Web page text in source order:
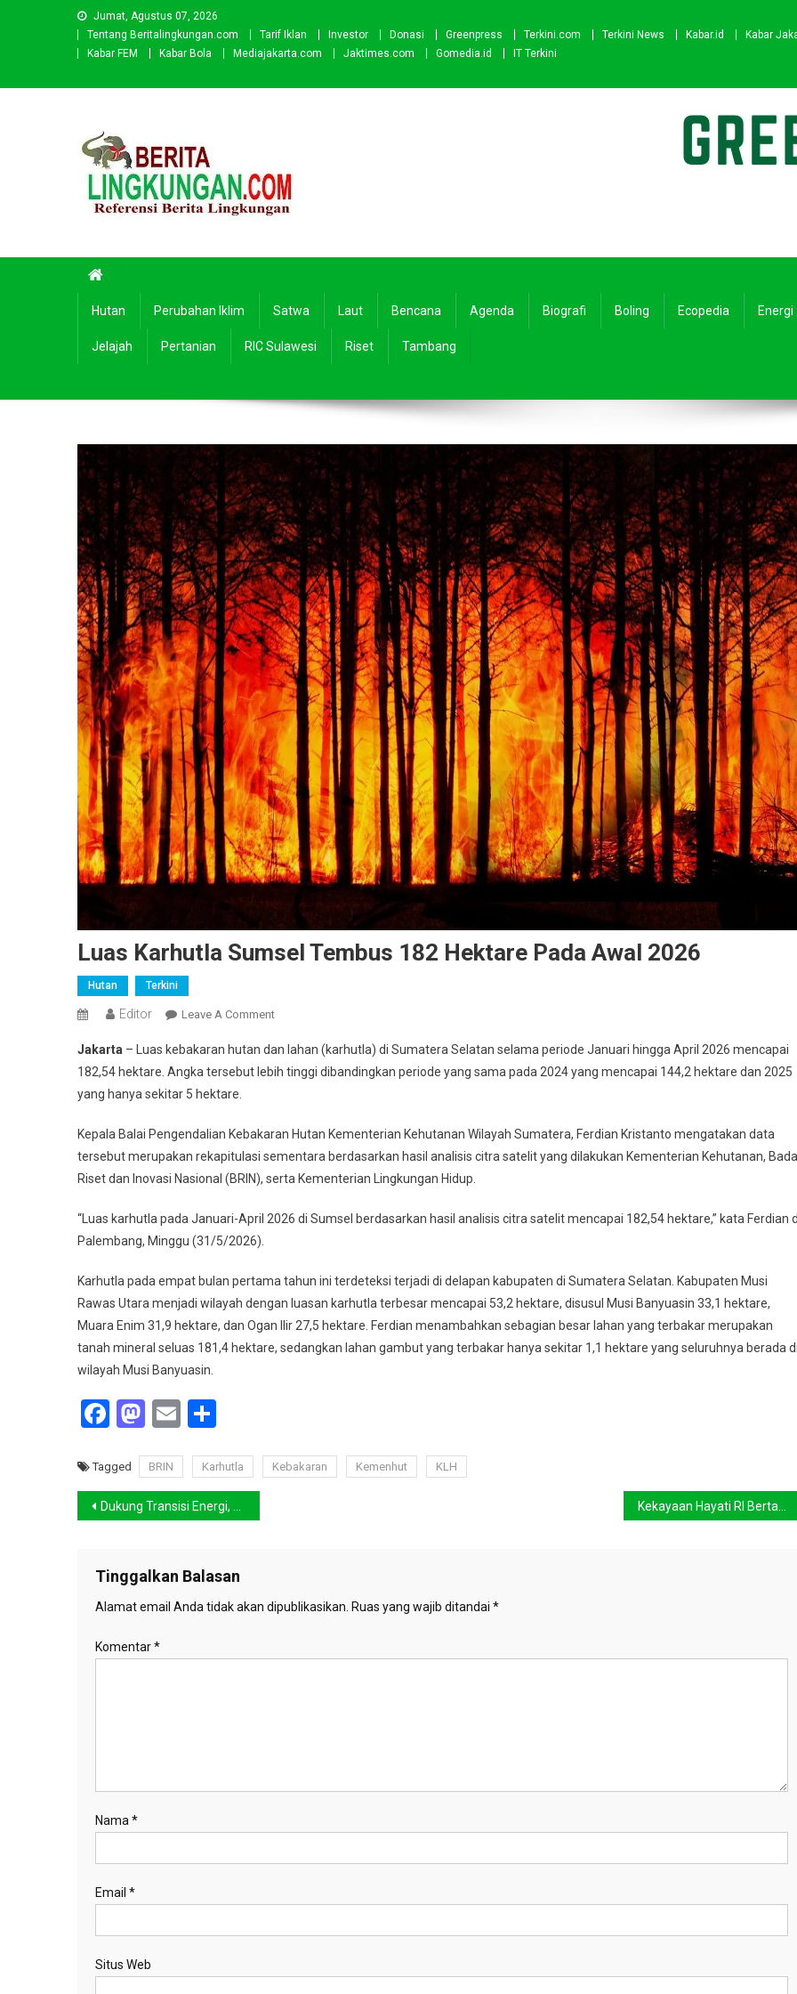
Jumat, Agustus 07, 2026
Tentang Beritalingkungan.com
Tarif Iklan Investor Donasi Greenpress Terkini.com Terkini News Kabar.id
Kabar
Kabar FEM
Kabar Bola Mediajakarta.com Jaktimes.com Gomedia.id IT Terkini
Hutan Perubahan Iklim Satwa Laut Bencana Agenda Biografi Boling Ecopedia Energi
Jelajah Pertanian RIC Sulawesi Riset Tambang
Luas Karhutla Sumsel Tembus 182 Hektare Pada Awal 2026
Hutan Terkini
Editor Leave A CommentOn
Karhutla
Sumsel
Hektare
Pada
Awal
Jakarta – Luas kebakaran hutan dan lahan (karhutla) di Sumatera Selatan selama periode Januari hingga April 2026 mencapai
182,54 hektare. Angka tersebut lebih tinggi dibandingkan periode yang sama pada 2024 yang mencapai 144,2 hektare dan 2025
yang hanya sekitar 5 hektare.
Kepala Balai Pengendalian Kebakaran Hutan Kementerian Kehutanan Wilayah Sumatera, Ferdian Kristanto mengatakan data
tersebut merupakan rekapitulasi sementara berdasarkan hasil analisis citra satelit yang dilakukan Kementerian Kehutanan,
Riset dan Inovasi Nasional (BRIN), serta Kementerian Lingkungan Hidup.
“Luas karhutla pada Januari-April 2026 di Sumsel berdasarkan hasil analisis citra satelit mencapai 182,54 hektare,” kata Ferdian
Palembang, Minggu (31/5/2026).
Karhutla pada empat bulan pertama tahun ini terdeteksi terjadi di delapan kabupaten di Sumatera Selatan. Kabupaten Musi
Rawas Utara menjadi wilayah dengan luasan karhutla terbesar mencapai 53,2 hektare, disusul Musi Banyuasin 33,1 hektare,
Muara Enim 31,9 hektare, dan Ogan Ilir 27,5 hektare. Ferdian menambahkan sebagian besar lahan yang terbakar merupakan
tanah mineral seluas 181,4 hektare, sedangkan lahan gambut yang terbakar hanya sekitar 1,1 hektare yang seluruhnya berada
wilayah Musi Banyuasin.
Facebook
Mastodon
Email
Tagged BRIN Karhutla Kebakaran Kemenhut KLH
Navigasi
Dukung Transisi Energi, ASKI Operasikan PLTS Atap 788,97 kWp
Tinggalkan Balasan
Alamat email Anda tidak akan dipublikasikan. Ruas yang wajib ditandai *
Komentar*
Nama *
Email *
Situs Web